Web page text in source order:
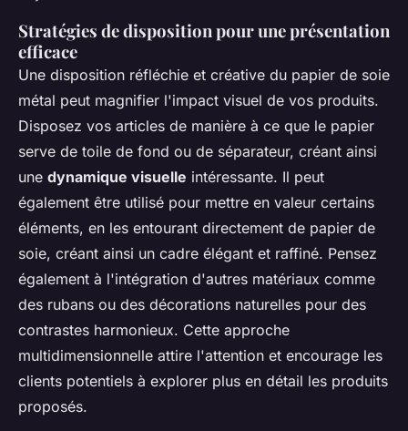
Stratégies de disposition pour une présentation
efficace
Une disposition réfléchie et créative du papier de soie
métal peut magnifier l'impact visuel de vos produits.
Disposez vos articles de manière à ce que le papier
serve de toile de fond ou de séparateur, créant ainsi
une dynamique visuelle intéressante. Il peut
également être utilisé pour mettre en valeur certains
éléments, en les entourant directement de papier de
soie, créant ainsi un cadre élégant et raffiné. Pensez
également à l'intégration d'autres matériaux comme
des rubans ou des décorations naturelles pour des
contrastes harmonieux. Cette approche
multidimensionnelle attire l'attention et encourage les
clients potentiels à explorer plus en détail les produits
proposés.